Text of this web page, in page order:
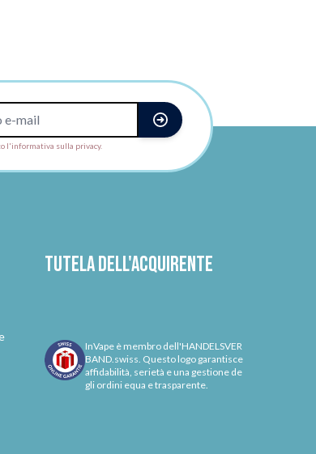
l'informativa sulla privacy.
Tutela dell'acquirente
InVape è membro dell'HANDELSVER
BAND.swiss. Questo logo garantisce
affidabilità, serietà e una gestione de
gli ordini equa e trasparente.